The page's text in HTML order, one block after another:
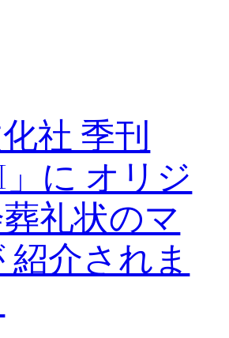
社 季刊
」に オリジ
礼状のマ
紹介されま